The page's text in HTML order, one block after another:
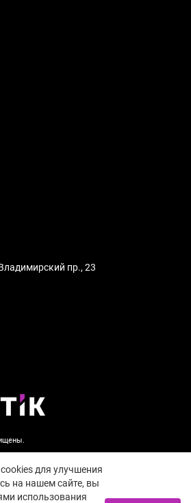
и политика
пр., 23
для улучшения
на нашем сайте, вы
использования